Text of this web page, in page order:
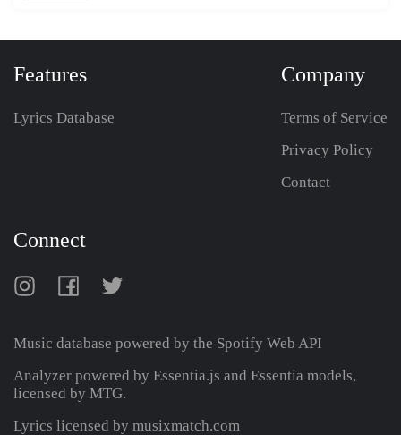
Features
Lyrics Database
Company
Terms of Service
Privacy Policy
Contact
Connect
Music database powered by the Spotify Web API
Analyzer powered by Essentia.js and Essentia models,
licensed by MTG.
Lyrics licensed by musixmatch.com